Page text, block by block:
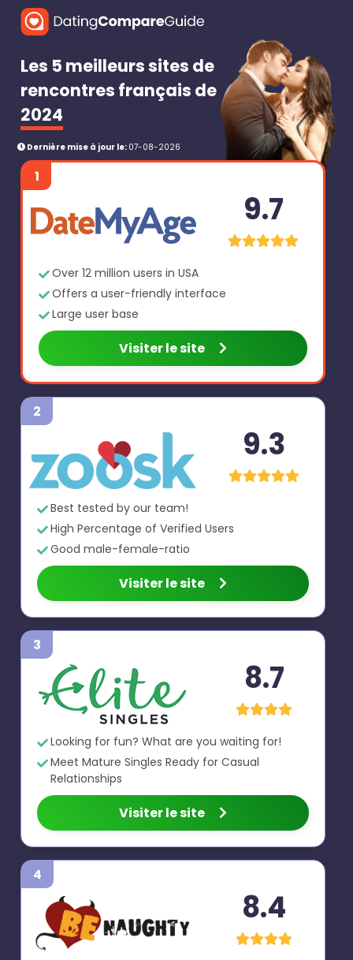
Les 5 meilleurs sites de
rencontres français de
2024
Dernière mise à jour le: 07-08-2026
1
9.7
Over 12 million users in USA
Offers a user-friendly interface
Large user base
Visiter le site
2
9.3
Best tested by our team!
High Percentage of Verified Users
Good male-female-ratio
Visiter le site
3
8.7
Looking for fun? What are you waiting for!
Meet Mature Singles Ready for Casual
Relationships
Visiter le site
4
8.4